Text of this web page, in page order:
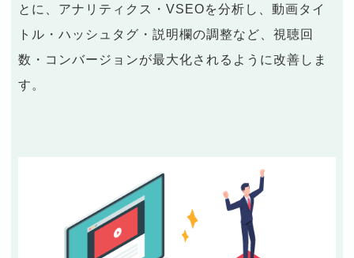
とに、アナリティクス・VSEOを分析し、動画タイ
トル・ハッシュタグ・説明欄の調整など、視聴回
数・コンバージョンが最大化されるように改善しま
す。